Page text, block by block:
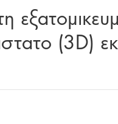
(3D)